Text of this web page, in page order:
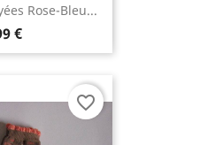
Rose-Bleu...
€
favorite_border